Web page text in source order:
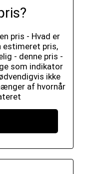
pris - Hvad er
estimeret pris,
- denne pris -
som indikator
ikke
af hvornår